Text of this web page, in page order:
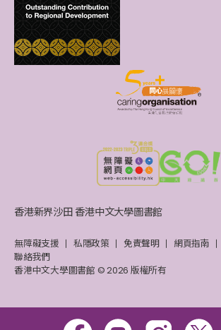
香港新界沙田 香港中文大學圖書館
無障礙支援 私隱政策 免責聲明
網頁指南
聯絡我們
香港中文大學圖書館 © 2026 版權所有